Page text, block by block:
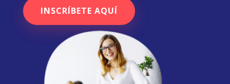
INSCRÍBETE AQUÍ